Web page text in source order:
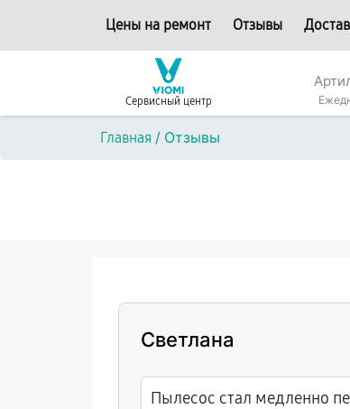
Цены на ремонт Отзывы
Сервисный центр
Главная / Отзывы
Светлана
Пылесос стал медленно